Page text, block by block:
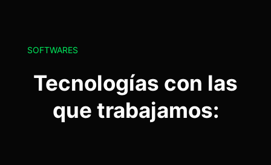
SOFTWARES
Tecnologías con las
que trabajamos: